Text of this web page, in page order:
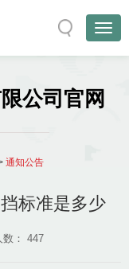
公司官网
通知公告
标准是多少
： 447